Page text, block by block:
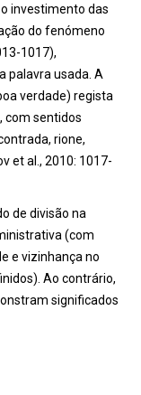
investimento das
do fenómeno
1017),
palavra usada. A
verdade) regista
com sentidos
rione,
et al., 2010: 1017-
de divisão na
(com
e vizinhança no
Ao contrário,
significados